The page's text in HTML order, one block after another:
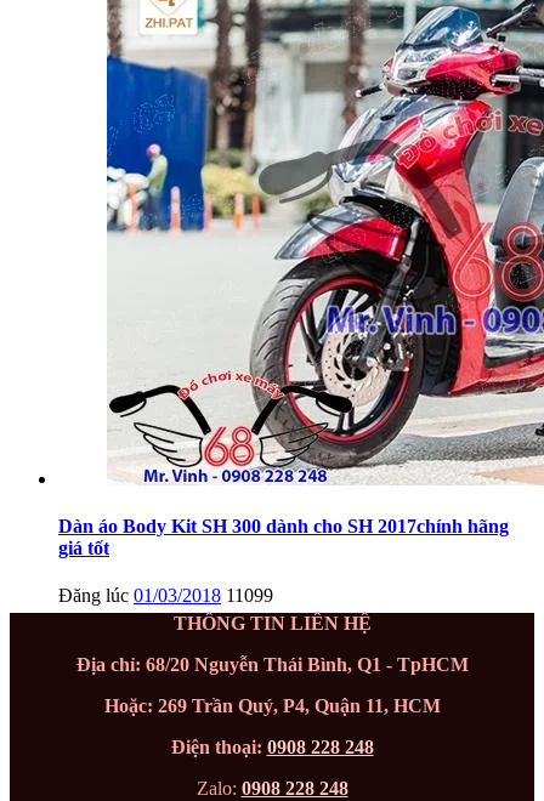
Dàn áo Body Kit SH 300 dành cho SH 2017chính hãng
giá tốt
Đăng lúc 01/03/2018 11099
THÔNG TIN LIÊN HỆ
Địa chỉ: 68/20 Nguyễn Thái Bình, Q1 - TpHCM
Hoặc: 269 Trần Quý, P4, Quận 11, HCM
Điện thoại: 0908 228 248
Zalo: 0908 228 248